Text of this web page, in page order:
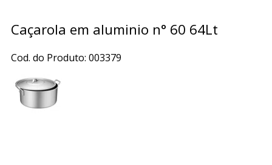
Caçarola em aluminio n° 60 64Lt
Cod. do Produto: 003379